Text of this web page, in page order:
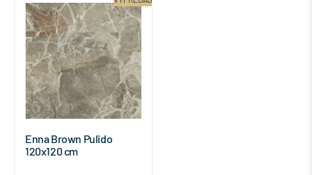
Enna Brown Pulido
120x120 cm